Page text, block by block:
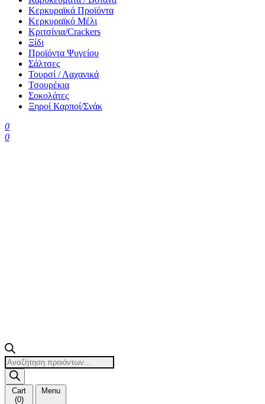
Κερκυραϊκά Προϊόντα
Κερκυραϊκό Μέλι
Κριτσίνια/Crackers
Ξίδι
Προϊόντα Ψυγείου
Σάλτσες
Τουρσί / Λαχανικά
Τσουρέκια
Σοκολάτες
Ξηροί Καρποί/Σνάκ
0
0
Products
search
Cart
(0)
Menu